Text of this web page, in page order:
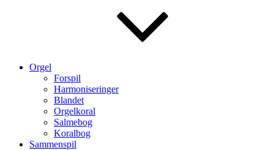
Orgel
Forspil
Harmoniseringer
Blandet
Orgelkoral
Salmebog
Koralbog
Sammenspil